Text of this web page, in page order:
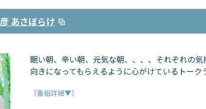
あさぼらけ
眠い朝、辛い朝、元気な朝、、、、それぞれの
向きになってもらえるように心がけているトーク
［番組詳細▼］